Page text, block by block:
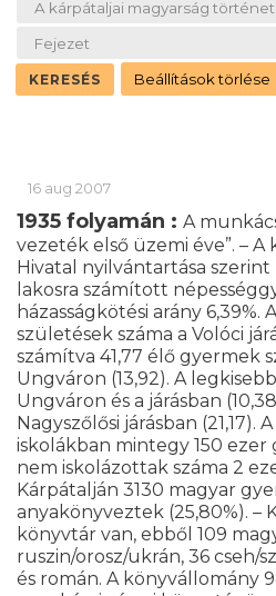
16 aug 2007
1935 folyamán : A
vezeték első üzemi éve”. – A
Hivatal nyilvántartása
lakosra számított
házasságkötési arány 6,39%.
születések száma a Volóci
számítva 41,77 élő gyermek
Ungváron (13,92). A
Ungváron és a járásban
Nagyszőlősi járásban (21,17).
iskolákban mintegy 150
nem iskolázottak száma 2
Kárpátalján 3130 magyar
anyakönyveztek (25,80%). –
könyvtár van, ebből 109
ruszin/orosz/ukrán, 36 cseh/
és román. A könyvállomány